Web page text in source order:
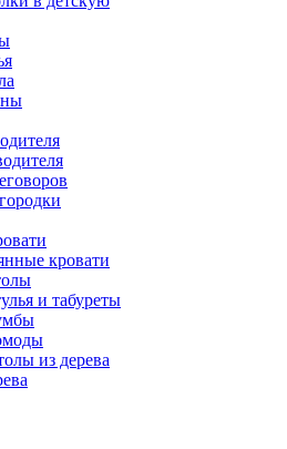
кровати
и табуреты
из дерева